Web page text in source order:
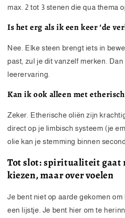
max. 2 tot 3 stenen die qua thema
Is het erg als ik een keer ‘de
Nee. Elke steen brengt iets in
past, zul je dit vanzelf merken.
leerervaring.
Kan ik ook alleen met
Zeker. Etherische oliën zijn
direct op je limbisch systeem (je
olie kan je stemming binnen
Tot slot: spiritualiteit gaat
kiezen, maar over voelen
Je bent niet op aarde gekomen om
een lijstje. Je bent hier om te